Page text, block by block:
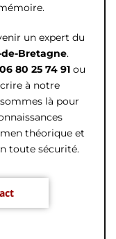
un expert du
Bretagne.
06 80 25 74 91ou
à notre
là pour
théorique et
toute sécurité.